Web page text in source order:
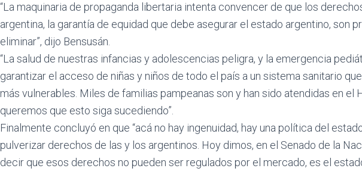
“La maquinaria de propaganda libertaria intenta convencer de que los
argentina, la garantía de equidad que debe asegurar el estado argentino, son
eliminar”, dijo Bensusán.
“La salud de nuestras infancias y adolescencias peligra, y la emergencia
garantizar el acceso de niñas y niños de todo el país a un sistema sanitario
más vulnerables. Miles de familias pampeanas son y han sido atendidas en el
queremos que esto siga sucediendo”.
Finalmente concluyó en que “acá no hay ingenuidad, hay una política del
pulverizar derechos de las y los argentinos. Hoy dimos, en el Senado de la
decir que esos derechos no pueden ser regulados por el mercado, es el